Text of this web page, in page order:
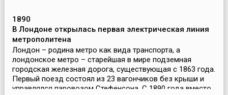
1890
В Лондоне открылась первая электрическая линия
метрополитена
Лондон – родина метро как вида транспорта, а
лондонское метро – старейшая в мире подземная
городская железная дорога, существующая с 1863 года.
Первый поезд состоял из 23 вагончиков без крыши и
управлялся паровозом Стефенсона. С 1890 года вместо